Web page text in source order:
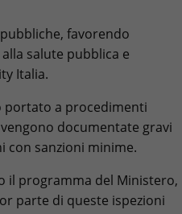
favorendo
salute pubblica e
Italia.
portato a procedimenti
documentate gravi
con sanzioni minime.
il programma del Ministero,
parte di queste ispezioni